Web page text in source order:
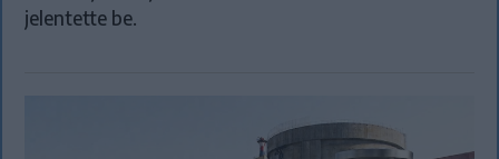
jelentette be.